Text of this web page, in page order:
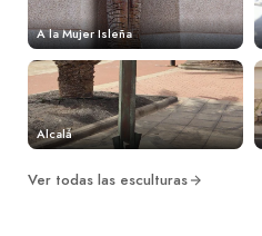
A la Mujer Isleña
Alcalá
Ver todas las esculturas